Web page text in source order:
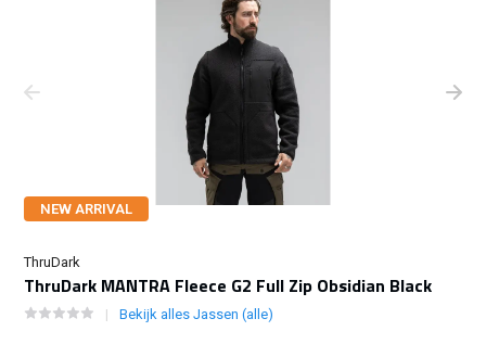
NEW ARRIVAL
ThruDark
ThruDark MANTRA Fleece G2 Full Zip Obsidian Black
Bekijk alles Jassen (alle)